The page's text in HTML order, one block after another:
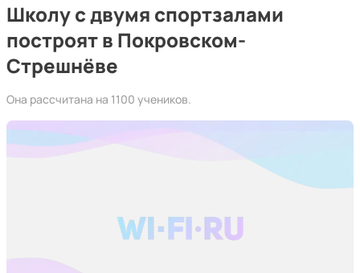
Школу с двумя спортзалами
построят в Покровском-
Стрешнёве
Она рассчитана на 1100 учеников.